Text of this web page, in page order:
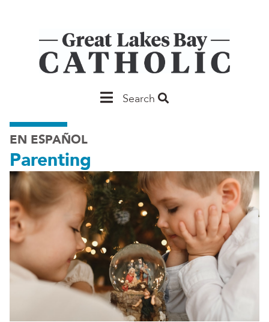
MainSearch
EN ESPAÑOL
Parenting